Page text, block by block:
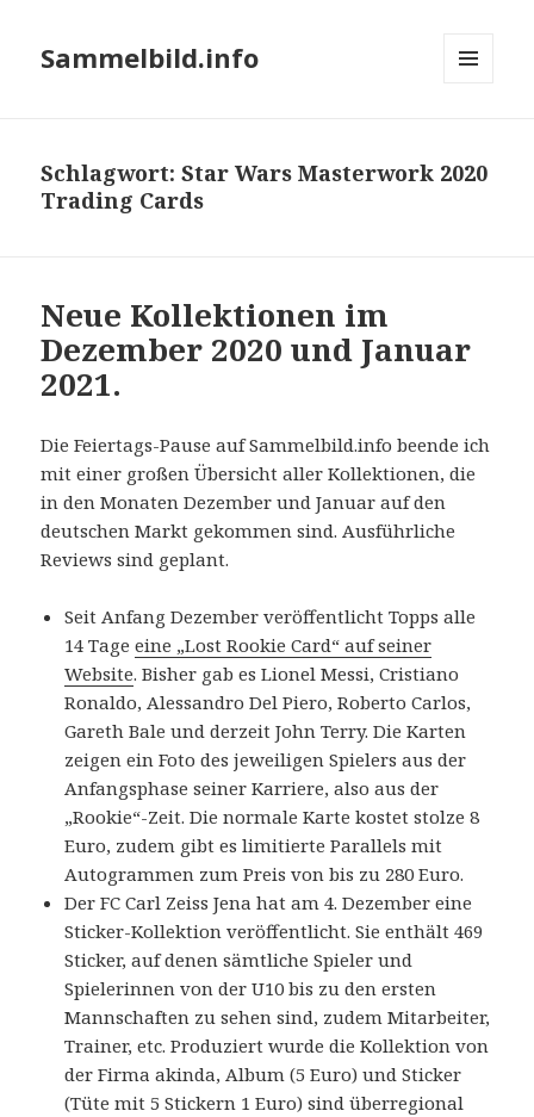
Sammelbild.info
Schlagwort:Star Wars Masterwork 2020
Trading Cards
Neue Kollektionen im
Dezember 2020 und Januar
2021.
Die Feiertags-Pause auf Sammelbild.info beende ich
mit einer großen Übersicht aller Kollektionen, die
in den Monaten Dezember und Januar auf den
deutschen Markt gekommen sind. Ausführliche
Reviews sind geplant.
Seit Anfang Dezember veröffentlicht Topps alle
14 Tageeine „Lost Rookie Card“ auf seiner
Website. Bisher gab es Lionel Messi, Cristiano
Ronaldo, Alessandro Del Piero, Roberto Carlos,
Gareth Bale und derzeit John Terry. Die Karten
zeigen ein Foto des jeweiligen Spielers aus der
Anfangsphase seiner Karriere, also aus der
„Rookie“-Zeit. Die normale Karte kostet stolze 8
Euro, zudem gibt es limitierte Parallels mit
Autogrammen zum Preis von bis zu 280 Euro.
Der FC Carl Zeiss Jena hat am 4. Dezember eine
Sticker-Kollektion veröffentlicht. Sie enthält 469
Sticker, auf denen sämtliche Spieler und
Spielerinnen von der U10 bis zu den ersten
Mannschaften zu sehen sind, zudem Mitarbeiter,
Trainer, etc. Produziert wurde die Kollektion von
der Firma akinda, Album (5 Euro) und Sticker
(Tüte mit 5 Stickern 1 Euro) sind überregional